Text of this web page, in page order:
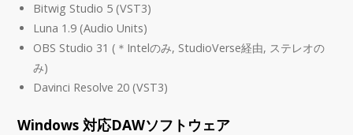
Bitwig Studio 5 (VST3)
Luna 1.9 (Audio Units)
OBS Studio 31 (＊Intelのみ, StudioVerse経由, ステレオの
み)
Davinci Resolve 20 (VST3)
Windows 対応DAWソフトウェア